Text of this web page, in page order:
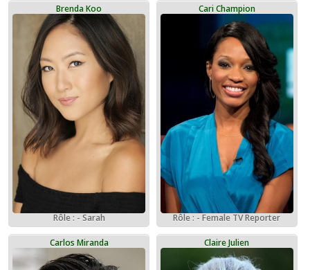
Brenda Koo
Rôle : - Sarah
Cari Champion
Rôle : - Female TV Reporter
Carlos Miranda Claire Julien